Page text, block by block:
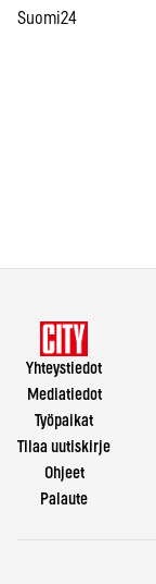
Suomi24
Yhteystiedot
Mediatiedot
Työpaikat
Tilaa uutiskirje
Ohjeet
Palaute